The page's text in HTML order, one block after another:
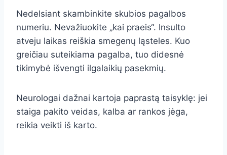
Nedelsiant skambinkite skubios pagalbos
numeriu. Nevažiuokite „kai praeis“. Insulto
atveju laikas reiškia smegenų ląsteles. Kuo
greičiau suteikiama pagalba, tuo didesnė
tikimybė išvengti ilgalaikių pasekmių.
Neurologai dažnai kartoja paprastą taisyklę: jei
staiga pakito veidas, kalba ar rankos jėga,
reikia veikti iš karto.